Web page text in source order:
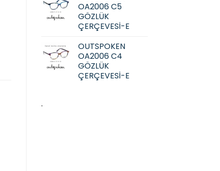
OA2006 C5
GÖZLÜK
ÇERÇEVESİ-E
OUTSPOKEN
OA2006 C4
GÖZLÜK
ÇERÇEVESİ-E
.